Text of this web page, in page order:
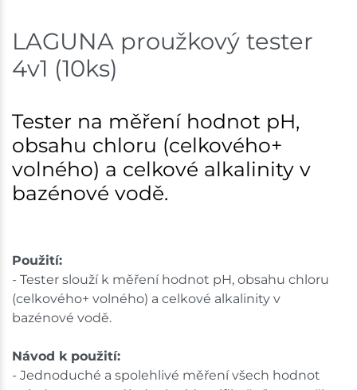
Skladové množství na prodejnách je pouze orientační.
Ceny na prodejnách se mohou lišit od cen na e-
shopu.
LAGUNA proužkový tester
4v1 (10ks)
Tester na měření hodnot pH,
obsahu chloru (celkového+
volného) a celkové alkalinity v
bazénové vodě.
Použití:
- Tester slouží k měření hodnot pH, obsahu chloru
(celkového+ volného) a celkové alkalinity v
bazénové vodě.
Návod k použití:
- Jednoduché a spolehlivé měření všech hodnot